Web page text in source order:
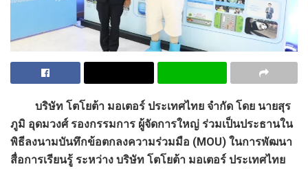
บริษัท โตโยต้า มอเตอร์ ประเทศไทย จำกัด โดย นายสุร
ภูมิ อุดมวงศ์ รองกรรมการ ผู้จัดการใหญ่ ร่วมเป็นประธานใน
พิธีลงนามบันทึกข้อตกลงความร่วมมือ (MOU) ในการพัฒนา
สื่อการเรียนรู้ ระหว่าง บริษัท โตโยต้า มอเตอร์ ประเทศไทย